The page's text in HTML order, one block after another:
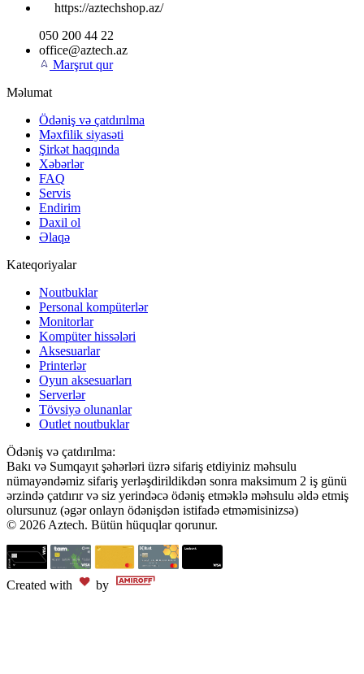
https://aztechshop.az/
050 200 44 22
office@aztech.az
Marşrut qur
Məlumat
Ödəniş və çatdırılma
Məxfilik siyasəti
Şirkət haqqında
Xəbərlər
FAQ
Servis
Endirim
Daxil ol
Əlaqə
Kateqoriyalar
Noutbuklar
Personal kompüterlər
Monitorlar
Kompüter hissələri
Aksesuarlar
Printerlər
Oyun aksesuarları
Serverlər
Tövsiyə olunanlar
Outlet noutbuklar
Ödəniş və çatdırılma:
Bakı və Sumqayıt şəhərləri üzrə sifariş etdiyiniz məhsulu
nümayəndəmiz sifariş yerləşdirildikdən sonra maksimum 2 iş günü
ərzində çatdırır və siz yerindəcə ödəniş etməklə məhsulu əldə etmiş
olursunuz (əgər onlayn ödənişdən istifadə etməmisinizsə)
© 2026 Aztech. Bütün hüquqlar qorunur.
Created with by